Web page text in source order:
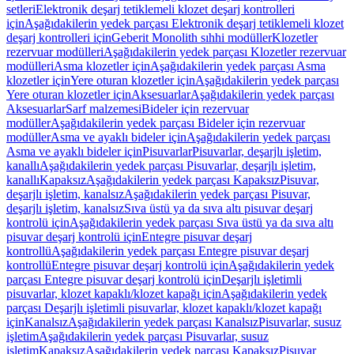
setleriElektronik deşarj tetiklemeli klozet deşarj kontrolleri
içinAşağıdakilerin yedek parçası Elektronik deşarj tetiklemeli klozet
deşarj kontrolleri içinGeberit Monolith sıhhi modüllerKlozetler
rezervuar modülleriAşağıdakilerin yedek parçası Klozetler rezervuar
modülleriAsma klozetler içinAşağıdakilerin yedek parçası Asma
klozetler içinYere oturan klozetler içinAşağıdakilerin yedek parçası
Yere oturan klozetler içinAksesuarlarAşağıdakilerin yedek parçası
AksesuarlarSarf malzemesiBideler için rezervuar
modüllerAşağıdakilerin yedek parçası Bideler için rezervuar
modüllerAsma ve ayaklı bideler içinAşağıdakilerin yedek parçası
Asma ve ayaklı bideler içinPisuvarlarPisuvarlar, deşarjlı işletim,
kanallıAşağıdakilerin yedek parçası Pisuvarlar, deşarjlı işletim,
kanallıKapaksızAşağıdakilerin yedek parçası KapaksızPisuvar,
deşarjlı işletim, kanalsızAşağıdakilerin yedek parçası Pisuvar,
deşarjlı işletim, kanalsızSıva üstü ya da sıva altı pisuvar deşarj
kontrolü içinAşağıdakilerin yedek parçası Sıva üstü ya da sıva altı
pisuvar deşarj kontrolü içinEntegre pisuvar deşarj
kontrollüAşağıdakilerin yedek parçası Entegre pisuvar deşarj
kontrollüEntegre pisuvar deşarj kontrolü içinAşağıdakilerin yedek
parçası Entegre pisuvar deşarj kontrolü içinDeşarjlı işletimli
pisuvarlar, klozet kapaklı/klozet kapağı içinAşağıdakilerin yedek
parçası Deşarjlı işletimli pisuvarlar, klozet kapaklı/klozet kapağı
içinKanalsızAşağıdakilerin yedek parçası KanalsızPisuvarlar, susuz
işletimAşağıdakilerin yedek parçası Pisuvarlar, susuz
işletimKapaksızAşağıdakilerin yedek parçası KapaksızPisuvar